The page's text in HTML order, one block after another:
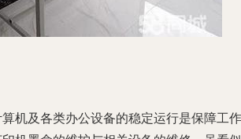
机及各类办公设备的稳定运行是保障工作